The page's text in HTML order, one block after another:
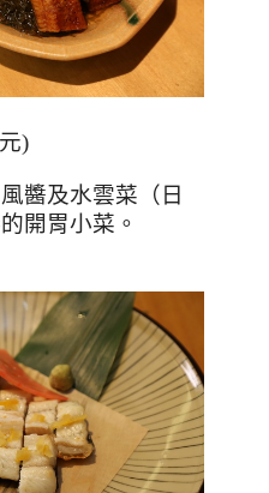
元)
醬及水雲菜（日
開胃小菜。